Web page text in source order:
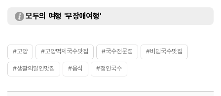
모두의 여행 '무장애여행'
#고양 #고양벽제국수맛집 #국수전문점 #비빔국수맛집
#생활의달인맛집 #음식 #정인국수